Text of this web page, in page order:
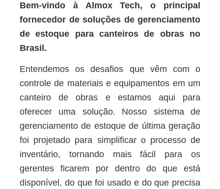
Bem-vindo à Almox Tech, o principal
fornecedor de soluções de gerenciamento
de estoque para canteiros de obras no
Brasil.
Entendemos os desafios que vêm com o
controle de materiais e equipamentos em um
canteiro de obras e estamos aqui para
oferecer uma solução. Nosso sistema de
gerenciamento de estoque de última geração
foi projetado para simplificar o processo de
inventário, tornando mais fácil para os
gerentes ficarem por dentro do que está
disponível, do que foi usado e do que precisa